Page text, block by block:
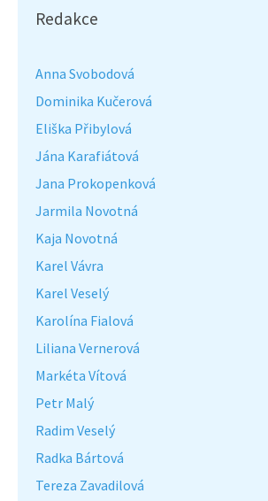
Redakce
Anna Svobodová
Dominika Kučerová
Eliška Přibylová
Jána Karafiátová
Jana Prokopenková
Jarmila Novotná
Kaja Novotná
Karel Vávra
Karel Veselý
Karolína Fialová
Liliana Vernerová
Markéta Vítová
Petr Malý
Radim Veselý
Radka Bártová
Tereza Zavadilová